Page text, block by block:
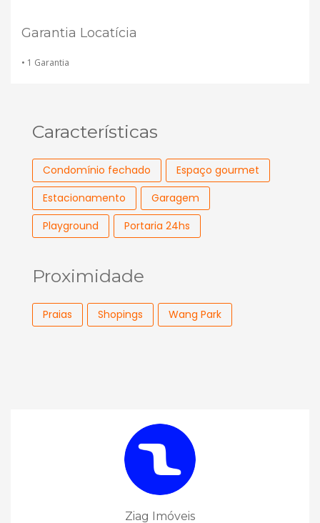
Garantia Locatícia
• 1 Garantia
Características
Condomínio fechado
Espaço gourmet
Estacionamento
Garagem
Playground
Portaria 24hs
Proximidade
Praias Shopings Wang Park
Ziag Imóveis